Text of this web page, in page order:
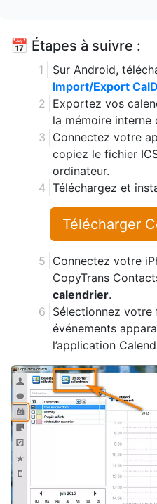
📅 Étapes à suivre :
Sur Android,
Import/Export
Exportez vos
la mémoire interne
Connectez votre
copiez le fichier
ordinateur.
Téléchargez et
Télécharger
Connectez votre
CopyTrans
calendrier.
Sélectionnez votre
événements
l’application